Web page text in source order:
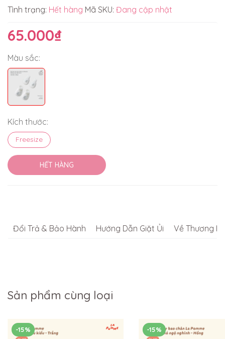
Tình trạng: Hết hàng Mã SKU: Đang cập nhật
65.000₫
Màu sắc:
Kích thước:
Freesize
HẾT HÀNG
Đổi Trả & Bảo Hành Hướng Dẫn Giặt Ủi Về Thương
Sản phẩm cùng loại
-15% -15%